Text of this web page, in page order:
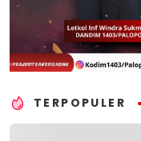
TERPOPULER